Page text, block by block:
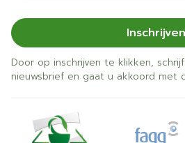
Inschrijven
Door op inschrijven te klikken,
nieuwsbrief en gaat u akkoord met